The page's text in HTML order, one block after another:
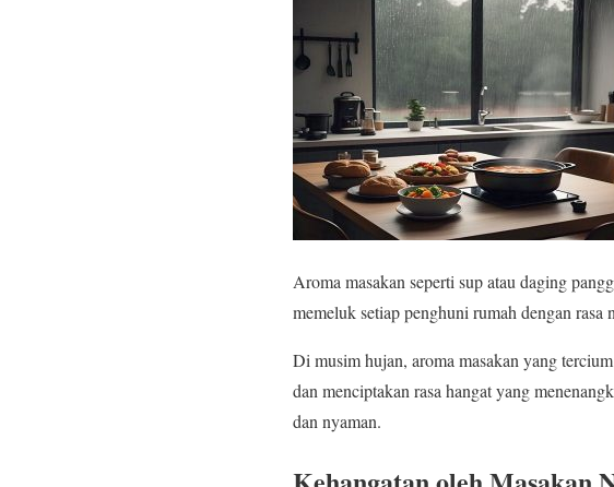
Aroma masakan seperti sup atau daging
memeluk setiap penghuni rumah dengan rasa
Di musim hujan, aroma masakan yang
dan menciptakan rasa hangat yang
dan nyaman.